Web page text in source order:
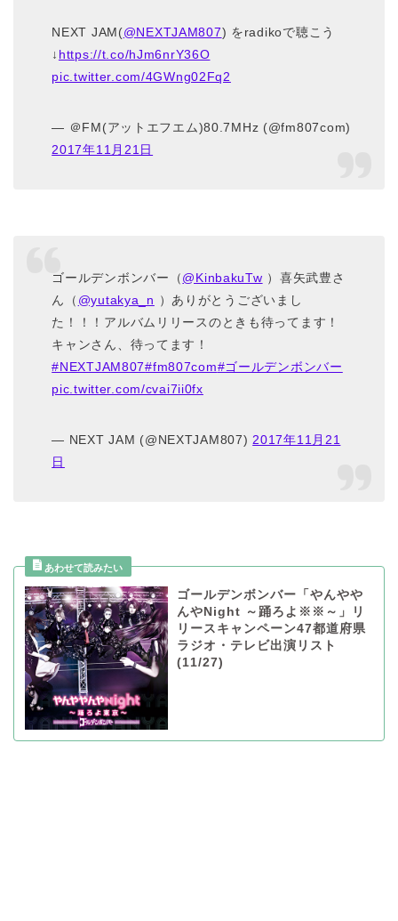
NEXT JAM(@NEXTJAM807) をradikoで聴こう
↓ https://t.co/hJm6nrY36O
pic.twitter.com/4GWng02Fq2
— ＠FM(アットエフエム)80.7MHz (@fm807com)
2017年11月21日
ゴールデンボンバー（@KinbakuTw ）喜矢武豊さ
ん（ @yutakya_n ）ありがとうございまし
た！！！アルバムリリースのときも待ってます！
キャンさん、待ってます！
#NEXTJAM807#fm807com#ゴールデンボンバー
pic.twitter.com/cvai7ii0fx
— NEXT JAM (@NEXTJAM807) 2017年11月21
日
ゴールデンボンバー「やんやや
んやNight ～踊ろよ※※～」リ
リースキャンペーン47都道府県
ラジオ・テレビ出演リスト
(11/27)